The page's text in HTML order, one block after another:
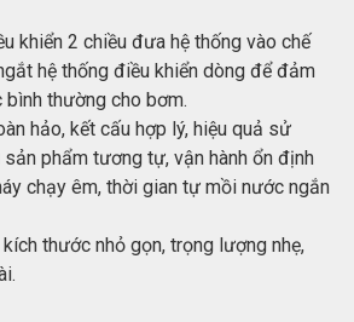
khiển 2 chiều đưa hệ thống vào chế
hệ thống điều khiển dòng để đảm
thường cho bơm.
hảo, kết cấu hợp lý, hiệu quả sử
phẩm tương tự, vận hành ổn định
chạy êm, thời gian tự mồi nước ngắn
thước nhỏ gọn, trọng lượng nhẹ,